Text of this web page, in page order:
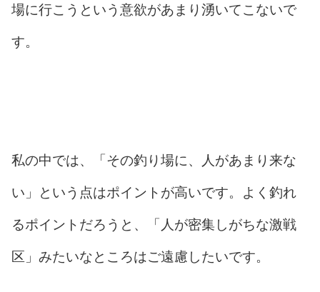
場に行こうという意欲があまり湧いてこないで
す。
私の中では、「その釣り場に、人があまり来な
い」という点はポイントが高いです。よく釣れ
るポイントだろうと、「人が密集しがちな激戦
区」みたいなところはご遠慮したいです。